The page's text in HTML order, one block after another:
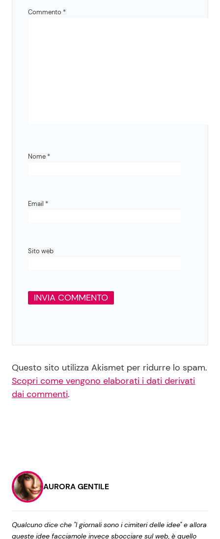
Commento *
Nome *
Email *
Sito web
Questo sito utilizza Akismet per ridurre lo spam.
Scopri come vengono elaborati i dati derivati
dai commenti.
AURORA GENTILE
Qualcuno dice che "I giornali sono i cimiteri delle idee" e allora
queste idee facciamole invece sbocciare sul web, è quello